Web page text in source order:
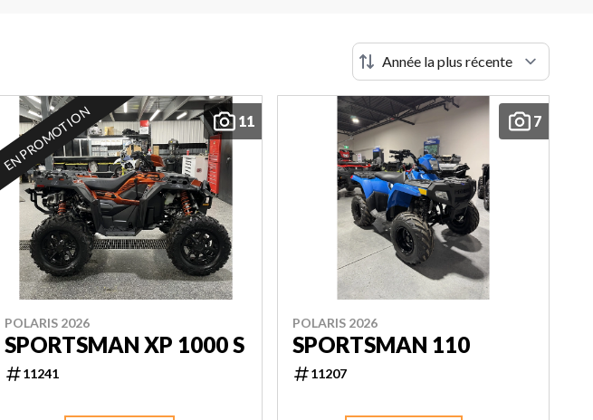
11
EN PROMOTION
POLARIS 2026
SPORTSMAN XP 1000 S
11241
7
POLARIS 2026
SPORTSMAN 110
11207